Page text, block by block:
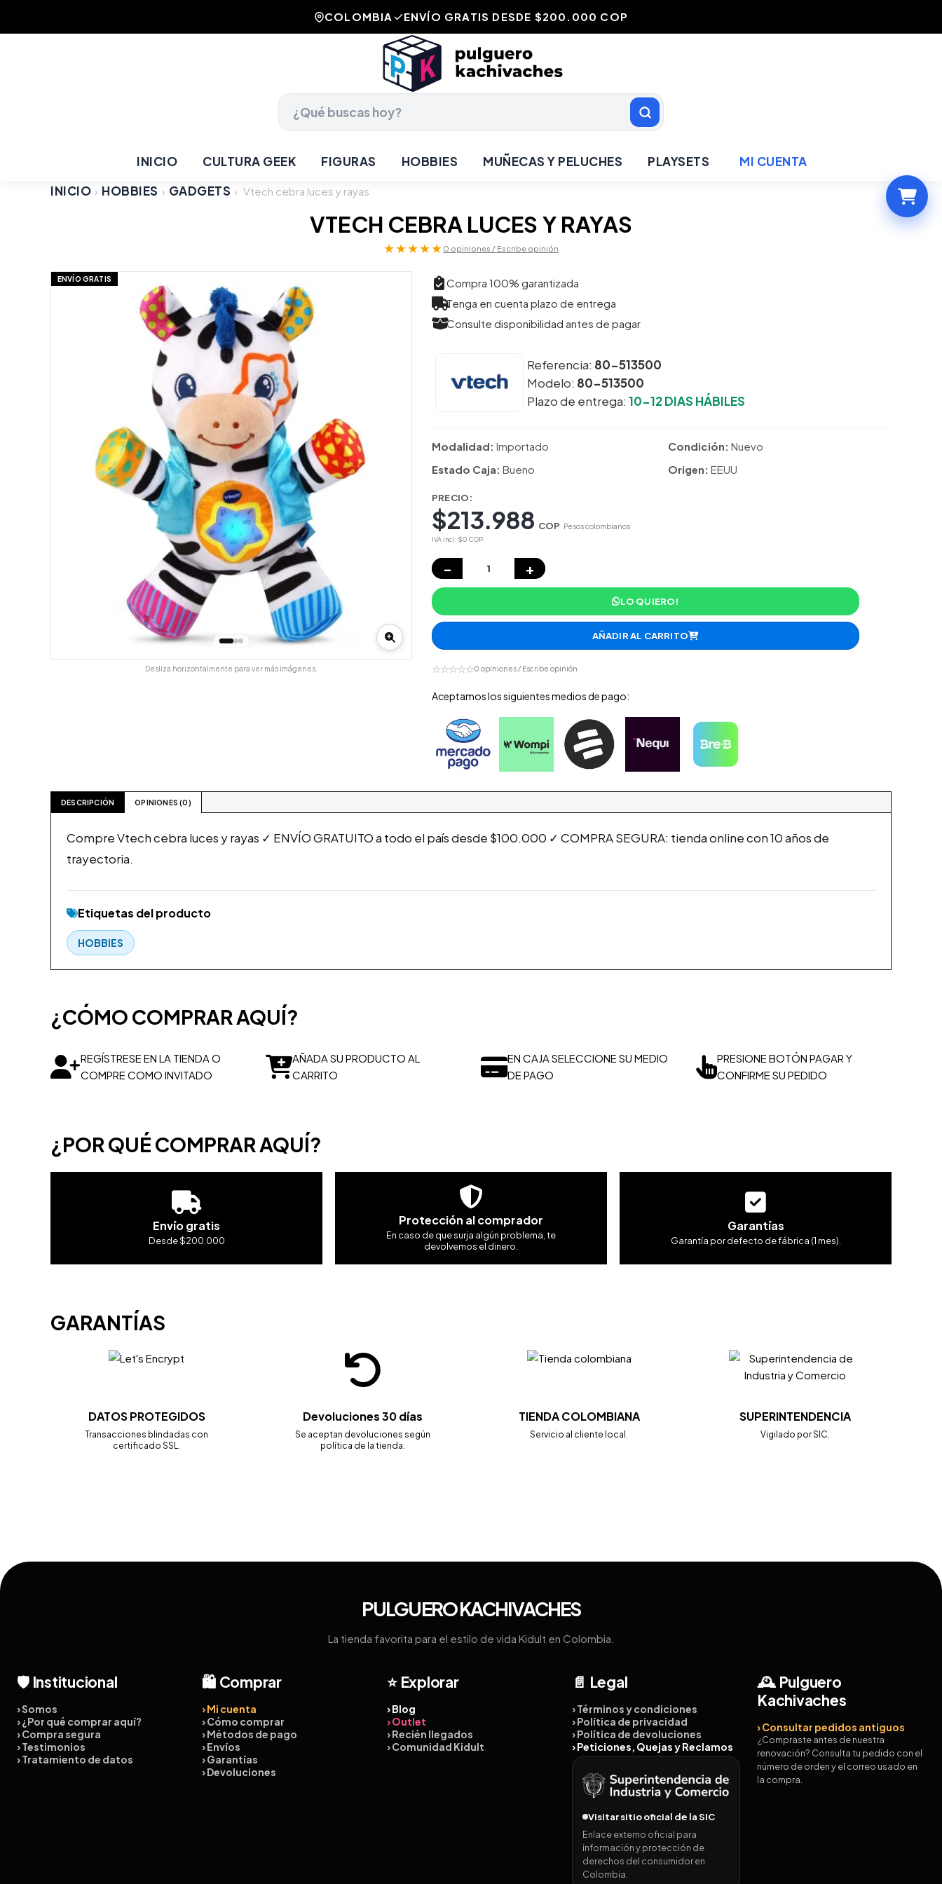
COLOMBIA ENVÍO GRATIS DESDE $200.000 COP
INICIO CULTURA GEEK FIGURAS HOBBIES MUÑECAS Y PELUCHES PLAYSETS
MI CUENTA
INICIO › HOBBIES › GADGETS › Vtech cebra luces y rayas
VTECH CEBRA LUCES Y RAYAS
★★★★★ 0 opiniones / Escribe opinión
ENVÍO GRATIS
Desliza horizontalmente para ver más imágenes.
Compra 100% garantizada
Tenga en cuenta plazo de entrega
Consulte disponibilidad antes de pagar
Referencia: 80-513500
Modelo: 80-513500
Plazo de entrega: 10-12 DIAS HÁBILES
Modalidad: Importado Condición: Nuevo
Estado Caja: Bueno Origen: EEUU
PRECIO:
$213.988 COP Pesos colombianos
IVA incl: $0 COP
− +
LO QUIERO!
AÑADIR AL CARRITO
☆☆☆☆☆0 opiniones / Escribe opinión
Aceptamos los siguientes medios de pago:
DESCRIPCIÓN OPINIONES (0)
Compre Vtech cebra luces y rayas ✓ ENVÍO GRATUITO a todo el país desde $100.000 ✓ COMPRA SEGURA: tienda online con 10 años de
trayectoria.
Etiquetas del producto
HOBBIES
¿CÓMO COMPRAR AQUÍ?
REGÍSTRESE EN LA TIENDA O
COMPRE COMO INVITADO
AÑADA SU PRODUCTO AL
CARRITO
EN CAJA SELECCIONE SU MEDIO
DE PAGO
PRESIONE BOTÓN PAGAR Y
CONFIRME SU PEDIDO
¿POR QUÉ COMPRAR AQUÍ?
Envío gratis
Desde $200.000
Protección al comprador
En caso de que surja algún problema, te
devolvemos el dinero.
Garantías
Garantía por defecto de fábrica (1 mes).
GARANTÍAS
DATOS PROTEGIDOS
Transacciones blindadas con
certificado SSL.
Devoluciones 30 días
Se aceptan devoluciones según
política de la tienda.
TIENDA COLOMBIANA
Servicio al cliente local.
SUPERINTENDENCIA
Vigilado por SIC.
PULGUERO KACHIVACHES
La tienda favorita para el estilo de vida Kidult en Colombia.
🛡️ Institucional
› Somos
› ¿Por qué comprar aquí?
› Compra segura
› Testimonios
› Tratamiento de datos
🛍️ Comprar
› Mi cuenta
› Cómo comprar
› Métodos de pago
› Envíos
› Garantías
› Devoluciones
⭐ Explorar
› Blog
› Outlet
› Recién llegados
› Comunidad Kidult
📄 Legal
› Términos y condiciones
› Política de privacidad
› Política de devoluciones
› Peticiones, Quejas y Reclamos
Visitar sitio oficial de la SIC
Enlace externo oficial para
información y protección de
derechos del consumidor en
Colombia.
🕰️ Pulguero
Kachivaches
› Consultar pedidos antiguos
¿Compraste antes de nuestra
renovación? Consulta tu pedido con el
número de orden y el correo usado en
la compra.